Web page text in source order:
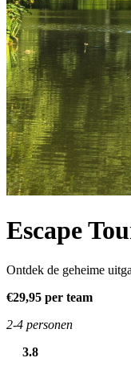
Escape
Ontdek de geheime
€29,95 per team
2-4 personen
3.8